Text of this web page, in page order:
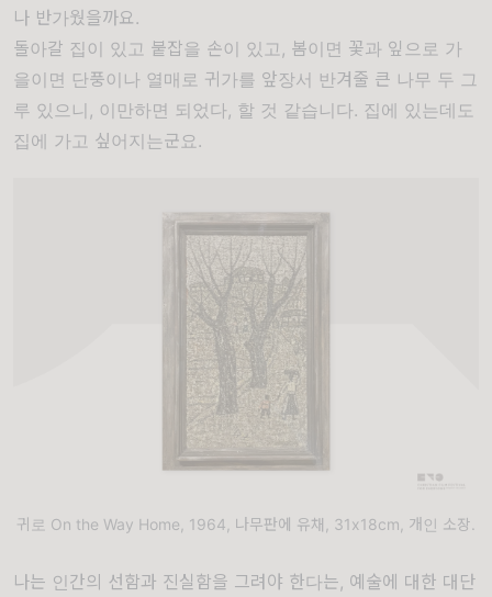
나 반가웠을까요.
돌아갈 집이 있고 붙잡을 손이 있고, 봄이면 꽃과 잎으로 가
을이면 단풍이나 열매로 귀가를 앞장서 반겨줄 큰 나무 두 그
루 있으니, 이만하면 되었다, 할 것 같습니다. 집에 있는데도
집에 가고 싶어지는군요.
귀로 On the Way Home, 1964, 나무판에 유채, 31x18cm, 개인 소장.
나는 인간의 선함과 진실함을 그려야 한다는, 예술에 대한 대단